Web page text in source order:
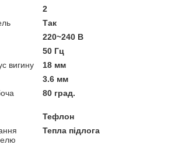
2
Так
220~240 В
50 Гц
вигину
18 мм
3.6 мм
80 град.
Тефлон
Тепла підлога